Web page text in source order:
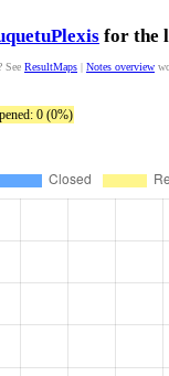
for the
See ResultMaps | Notes overview
0 (0%)